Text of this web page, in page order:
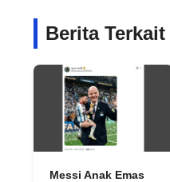
Berita Terkait
Messi Anak Emas